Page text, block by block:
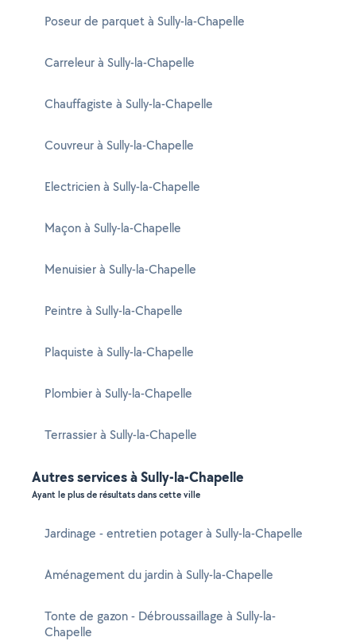
Poseur de parquet à Sully-la-Chapelle
Carreleur à Sully-la-Chapelle
Chauffagiste à Sully-la-Chapelle
Couvreur à Sully-la-Chapelle
Electricien à Sully-la-Chapelle
Maçon à Sully-la-Chapelle
Menuisier à Sully-la-Chapelle
Peintre à Sully-la-Chapelle
Plaquiste à Sully-la-Chapelle
Plombier à Sully-la-Chapelle
Terrassier à Sully-la-Chapelle
Autres services à Sully-la-Chapelle
Ayant le plus de résultats dans cette ville
Jardinage - entretien potager à Sully-la-Chapelle
Aménagement du jardin à Sully-la-Chapelle
Tonte de gazon - Débroussaillage à Sully-la-
Chapelle